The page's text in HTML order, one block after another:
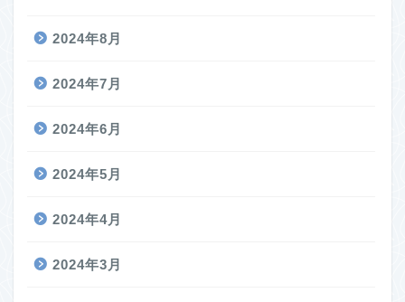
2024年8月
2024年7月
2024年6月
2024年5月
2024年4月
2024年3月